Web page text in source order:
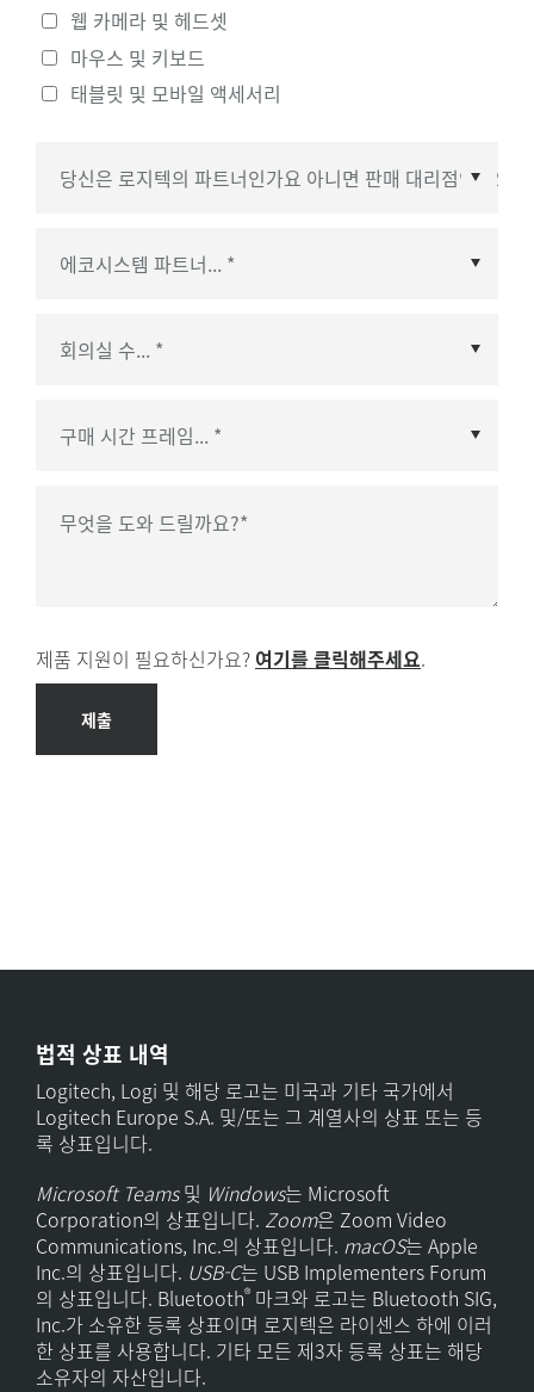
웹 카메라 및 헤드셋
마우스 및 키보드
태블릿 및 모바일 액세서리
에코시스템 파트너
구매 시간 프레임
무엇을 도와 드릴까요?*
제품 지원이 필요하신가요? 여기를 클릭해주세요.
제출
법적 상표 내역
Logitech, Logi 및 해당 로고는 미국과 기타 국가에서
Logitech Europe S.A. 및/또는 그 계열사의 상표 또는 등
록 상표입니다.
Microsoft Teams및 Windows는 Microsoft
Corporation의 상표입니다. Zoom은 Zoom Video
Communications, Inc.의 상표입니다. macOS는 Apple
Inc.의 상표입니다. USB-C는 USB Implementers Forum
의 상표입니다. Bluetooth® 마크와 로고는 Bluetooth SIG,
Inc.가 소유한 등록 상표이며 로지텍은 라이센스 하에 이러
한 상표를 사용합니다. 기타 모든 제3자 등록 상표는 해당
소유자의 자산입니다.